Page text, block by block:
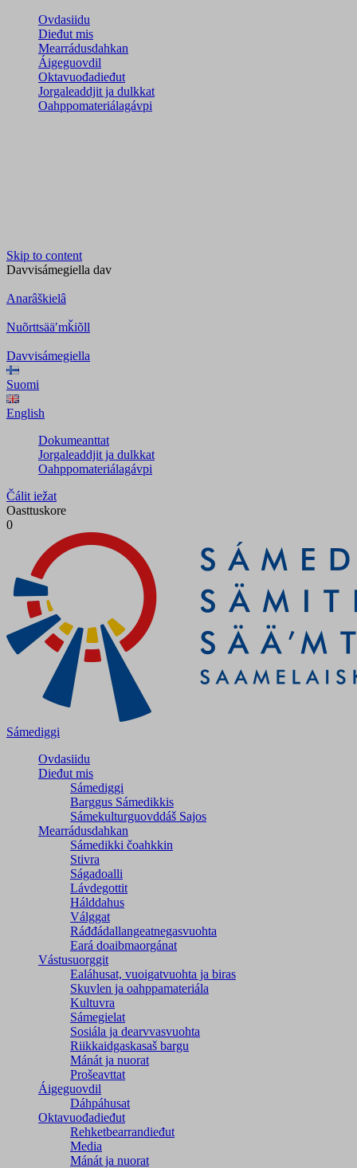
Ovdasiidu
Dieđut mis
Mearrádusdahkan
Áigeguovdil
Oktavuođadieđut
Jorgaleaddjit ja dulkkat
Oahppomateriálagávpi
Skip to content
Davvisámegiella dav
Anarâškielâ
Nuõrttsääʹmǩiõll
Davvisámegiella
Suomi
English
Dokumeanttat
Jorgaleaddjit ja dulkkat
Oahppomateriálagávpi
Čálit iežat
Oasttuskore
0
Sámediggi
Ovdasiidu
Dieđut mis
Sámediggi
Barggus Sámedikkis
Sámekulturguovddáš Sajos
Mearrádusdahkan
Sámedikki čoahkkin
Stivra
Ságadoalli
Lávdegottit
Hálddahus
Válggat
Ráđđádallangeatnegas­vuohta
Eará doaibmaorgánat
Vástusuorggit
Ealáhusat, vuoigatvuohta ja biras
Skuvlen ja oahppamateriála
Kultuvra
Sámegielat
Sosiála ja dearvvasvuohta
Riikkaidgaskasaš bargu
Mánát ja nuorat
Prošeavttat
Áigeguovdil
Dáhpáhusat
Oktavuođadieđut
Rehketbearrandieđut
Media
Mánát ja nuorat